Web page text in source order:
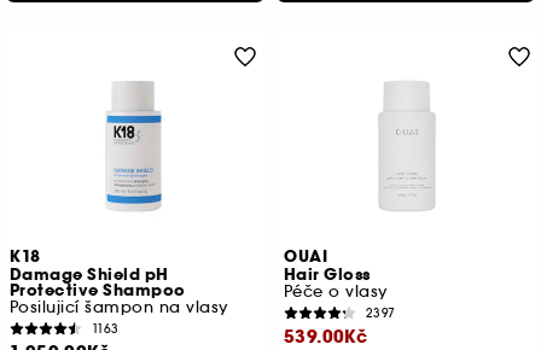
K18
Damage Shield pH
Protective Shampoo
Posilujicí šampon na vlasy
1163
OUAI
Hair Gloss
Péče o vlasy
2397
539.00Kč